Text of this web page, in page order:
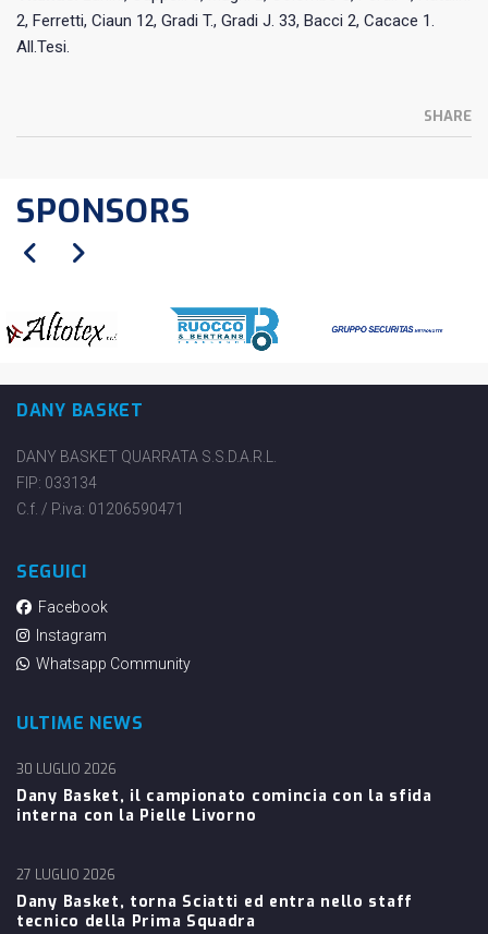
2, Ferretti, Ciaun 12, Gradi T., Gradi J. 33, Bacci 2, Cacace 1.
All.Tesi.
SHARE
SPONSORS
DANY BASKET
DANY BASKET QUARRATA S.S.D.A.R.L.
FIP: 033134
C.f. / P.iva: 01206590471
SEGUICI
Facebook
Instagram
Whatsapp Community
ULTIME NEWS
Dany Basket, il campionato comincia con la sfida
interna con la Pielle Livorno
30 LUGLIO 2026
Dany Basket, torna Sciatti ed entra nello staff
tecnico della Prima Squadra
27 LUGLIO 2026